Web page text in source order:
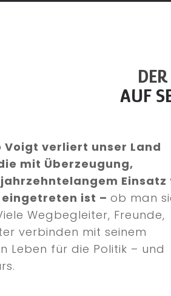
AUF
Voigt verliert unser Land
mit Überzeugung,
Einsatz
ist – ob man
Wegbegleiter, Freunde,
verbinden mit seinem
Leben für die Politik – und